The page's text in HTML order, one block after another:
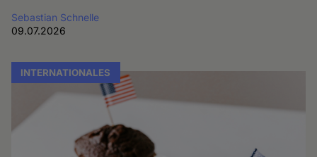
Sebastian Schnelle
09.07.2026
INTERNATIONALES